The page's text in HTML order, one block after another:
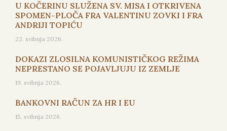
U KOČERINU SLUŽENA SV. MISA I OTKRIVENA
SPOMEN-PLOČA FRA VALENTINU ZOVKI I FRA
ANDRIJI TOPIĆU
22. svibnja 2026.
DOKAZI ZLOSILNA KOMUNISTIČKOG REŽIMA
NEPRESTANO SE POJAVLJUJU IZ ZEMLJE
19. svibnja 2026.
BANKOVNI RAČUN ZA HR I EU
15. svibnja 2026.